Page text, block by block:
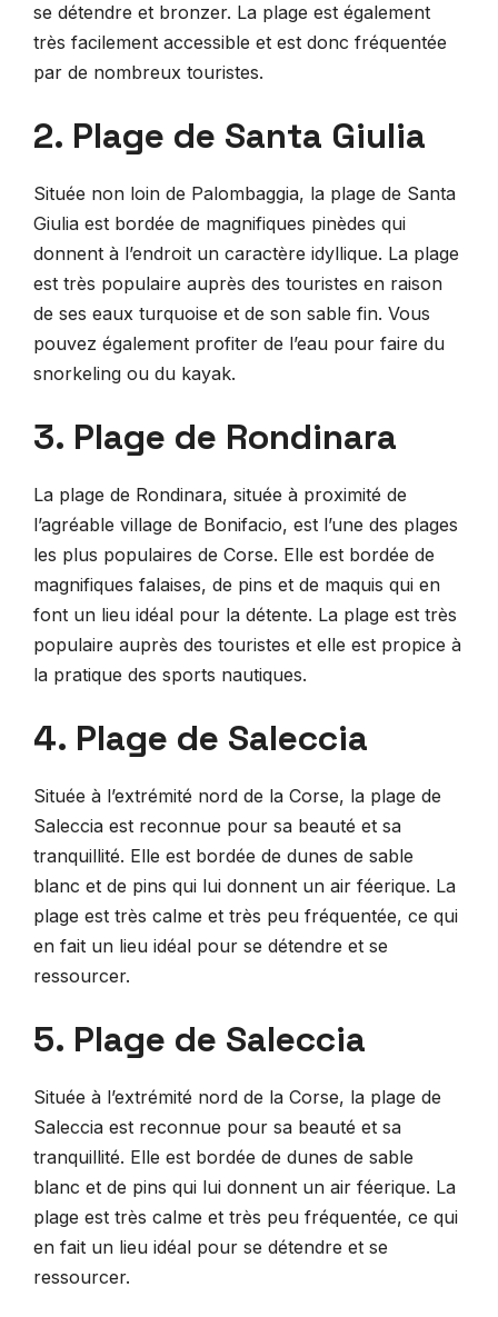
se détendre et bronzer. La plage est également
très facilement accessible et est donc fréquentée
par de nombreux touristes.
2. Plage de Santa Giulia
Située non loin de Palombaggia, la plage de Santa
Giulia est bordée de magnifiques pinèdes qui
donnent à l’endroit un caractère idyllique. La plage
est très populaire auprès des touristes en raison
de ses eaux turquoise et de son sable fin. Vous
pouvez également profiter de l’eau pour faire du
snorkeling ou du kayak.
3. Plage de Rondinara
La plage de Rondinara, située à proximité de
l’agréable village de Bonifacio, est l’une des plages
les plus populaires de Corse. Elle est bordée de
magnifiques falaises, de pins et de maquis qui en
font un lieu idéal pour la détente. La plage est très
populaire auprès des touristes et elle est propice à
la pratique des sports nautiques.
4. Plage de Saleccia
Située à l’extrémité nord de la Corse, la plage de
Saleccia est reconnue pour sa beauté et sa
tranquillité. Elle est bordée de dunes de sable
blanc et de pins qui lui donnent un air féerique. La
plage est très calme et très peu fréquentée, ce qui
en fait un lieu idéal pour se détendre et se
ressourcer.
5. Plage de Saleccia
Située à l’extrémité nord de la Corse, la plage de
Saleccia est reconnue pour sa beauté et sa
tranquillité. Elle est bordée de dunes de sable
blanc et de pins qui lui donnent un air féerique. La
plage est très calme et très peu fréquentée, ce qui
en fait un lieu idéal pour se détendre et se
ressourcer.